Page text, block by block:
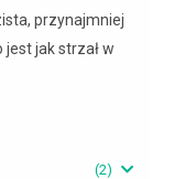
przynajmniej
jak strzał w
(2)